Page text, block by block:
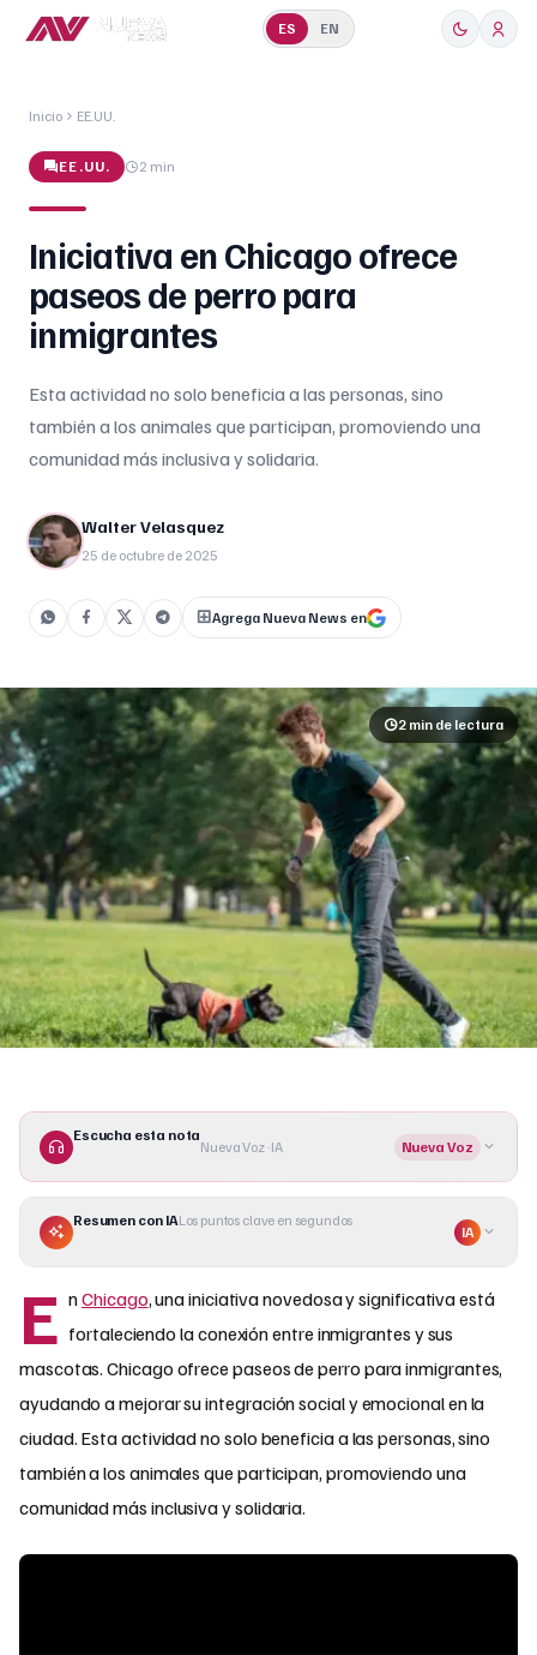
ES EN
Inicio EE.UU.
EE.UU. 2 min
Iniciativa en Chicago ofrece
paseos de perro para
inmigrantes
Esta actividad no solo beneficia a las personas, sino
también a los animales que participan, promoviendo una
comunidad más inclusiva y solidaria.
Walter Velasquez
25 de octubre de 2025
Agrega Nueva News en
2 min de lectura
Escucha esta nota
Nueva Voz · IA Nueva Voz
Resumen con IALos puntos clave en segundos
IA
E nChicago, una iniciativa novedosa y significativa está
fortaleciendo la conexión entre inmigrantes y sus
mascotas. Chicago ofrece paseos de perro para inmigrantes,
ayudando a mejorar su integración social y emocional en la
ciudad. Esta actividad no solo beneficia a las personas, sino
también a los animales que participan, promoviendo una
comunidad más inclusiva y solidaria.